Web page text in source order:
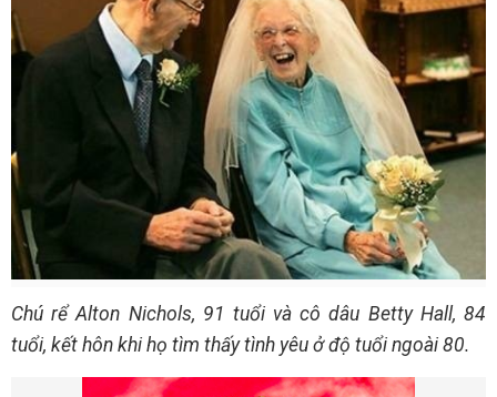
Chú rể Alton Nichols, 91 tuổi và cô dâu Betty Hall, 84
tuổi, kết hôn khi họ tìm thấy tình yêu ở độ tuổi ngoài 80.